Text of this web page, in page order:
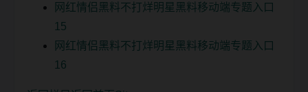
网红情侣黑料不打烊明星黑料移动端专题入口
15
网红情侣黑料不打烊明星黑料移动端专题入口
16